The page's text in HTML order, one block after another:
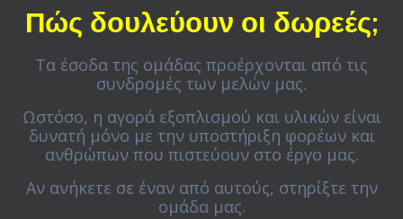
Πώς δουλεύουν οι δωρεές;
Τα έσοδα της ομάδας προέρχονται από τις
συνδρομές των μελών μας.
Ωστόσο, η αγορά εξοπλισμού και υλικών είναι
δυνατή μόνο με την υποστήριξη φορέων και
ανθρώπων που πιστεύουν στο έργο μας.
Αν ανήκετε σε έναν από αυτούς, στηρίξτε την
ομάδα μας.